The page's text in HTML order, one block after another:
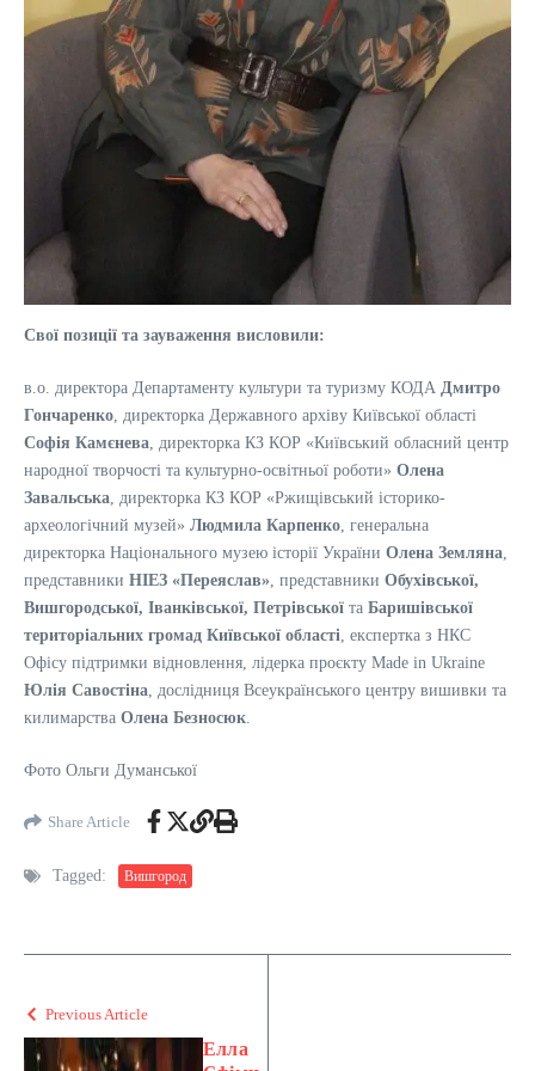
Свої позиції та зауваження висловили:
в.о. директора Департаменту культури та туризму КОДА Дмитро
Гончаренко, директорка Державного архіву Київської області
Софія Камєнева, директорка КЗ КОР «Київський обласний центр
народної творчості та культурно-освітньої роботи» Олена
Завальська, директорка КЗ КОР «Ржищівський історико-
археологічний музей» Людмила Карпенко, генеральна
директорка Національного музею історії України Олена Земляна,
представники НІЕЗ «Переяслав», представники Обухівської,
Вишгородської, Іванківської, Петрівської та Баришівської
територіальних громад Київської області, експертка з НКС
Офісу підтримки відновлення, лідерка проєкту Made in Ukraine
Юлія Савостіна, дослідниця Всеукраїнського центру вишивки та
килимарства Олена Безносюк.
Фото Ольги Думанської
Share Article
Tagged: Вишгород
Previous Article
Елла